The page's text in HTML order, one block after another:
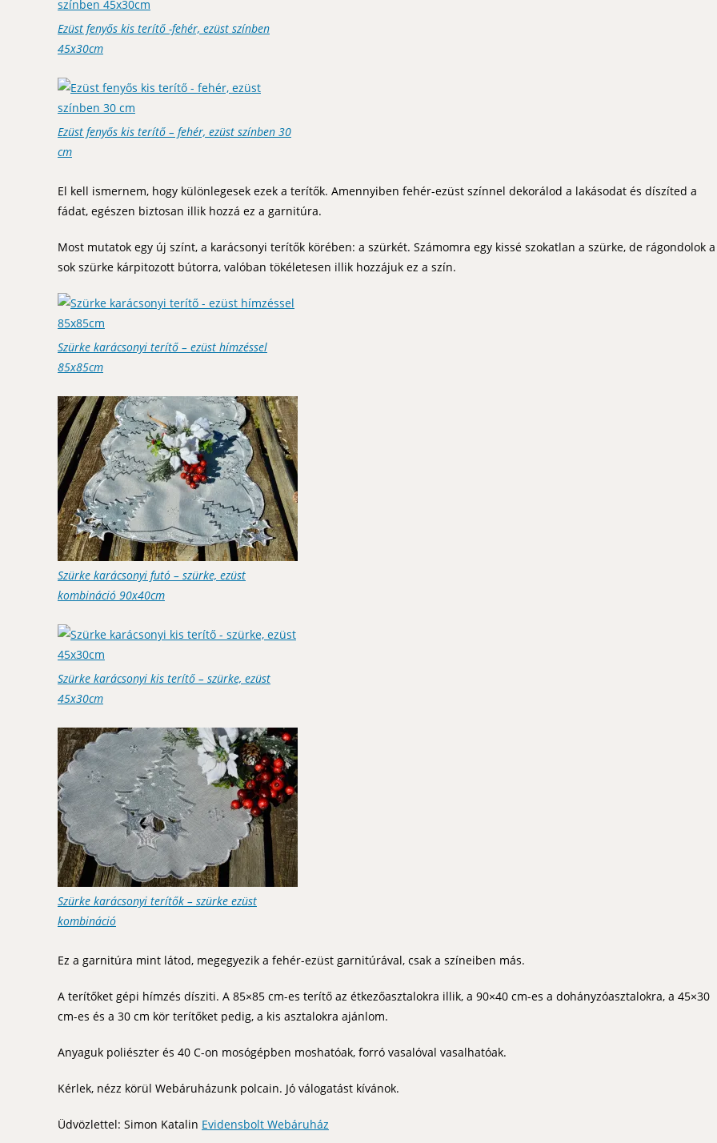
Ezüst fenyős kis terítő -fehér, ezüst színben
45x30cm
Ezüst fenyős kis terítő – fehér, ezüst színben 30
cm
El kell ismernem, hogy különlegesek ezek a terítők. Amennyiben fehér-ezüst színnel dekorálod a lakásodat és díszíted a
fádat, egészen biztosan illik hozzá ez a garnitúra.
Most mutatok egy új színt, a karácsonyi terítők körében: a szürkét. Számomra egy kissé szokatlan a szürke, de rágondolok a
sok szürke kárpitozott bútorra, valóban tökéletesen illik hozzájuk ez a szín.
Szürke karácsonyi terítő – ezüst hímzéssel
85x85cm
Szürke karácsonyi futó – szürke, ezüst
kombináció 90x40cm
Szürke karácsonyi kis terítő – szürke, ezüst
45x30cm
Szürke karácsonyi terítők – szürke ezüst
kombináció
Ez a garnitúra mint látod, megegyezik a fehér-ezüst garnitúrával, csak a színeiben más.
A terítőket gépi hímzés dísziti. A 85×85 cm-es terítő az étkezőasztalokra illik, a 90×40 cm-es a dohányzóasztalokra, a 45×30
cm-es és a 30 cm kör terítőket pedig, a kis asztalokra ajánlom.
Anyaguk poliészter és 40 C-on mosógépben moshatóak, forró vasalóval vasalhatóak.
Kérlek, nézz körül Webáruházunk polcain. Jó válogatást kívánok.
Üdvözlettel: Simon Katalin Evidensbolt Webáruház